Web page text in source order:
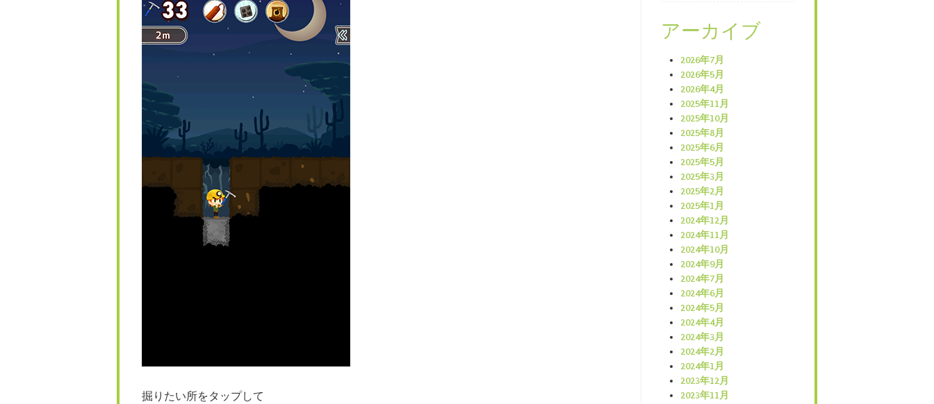
掘りたい所をタップして
アーカイブ
2026年7月
2026年5月
2026年4月
2025年11月
2025年10月
2025年8月
2025年6月
2025年5月
2025年3月
2025年2月
2025年1月
2024年12月
2024年11月
2024年10月
2024年9月
2024年7月
2024年6月
2024年5月
2024年4月
2024年3月
2024年2月
2024年1月
2023年12月
2023年11月